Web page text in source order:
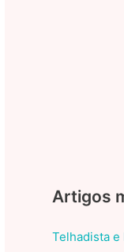
Artigos
Telhadista e